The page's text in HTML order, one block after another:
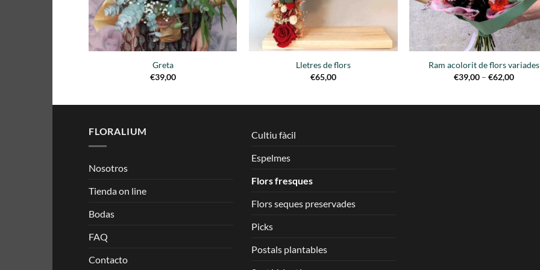
Greta
€39,00
Lletres de flors
€65,00
Ram acolorit de flors variades
€39,00 – €62,00Interval
FLORALIUM
Nosotros
Tienda on line
Bodas
FAQ
Contacto
Cultiu fàcil
Espelmes
Flors fresques
Flors seques preservades
Picks
Postals plantables